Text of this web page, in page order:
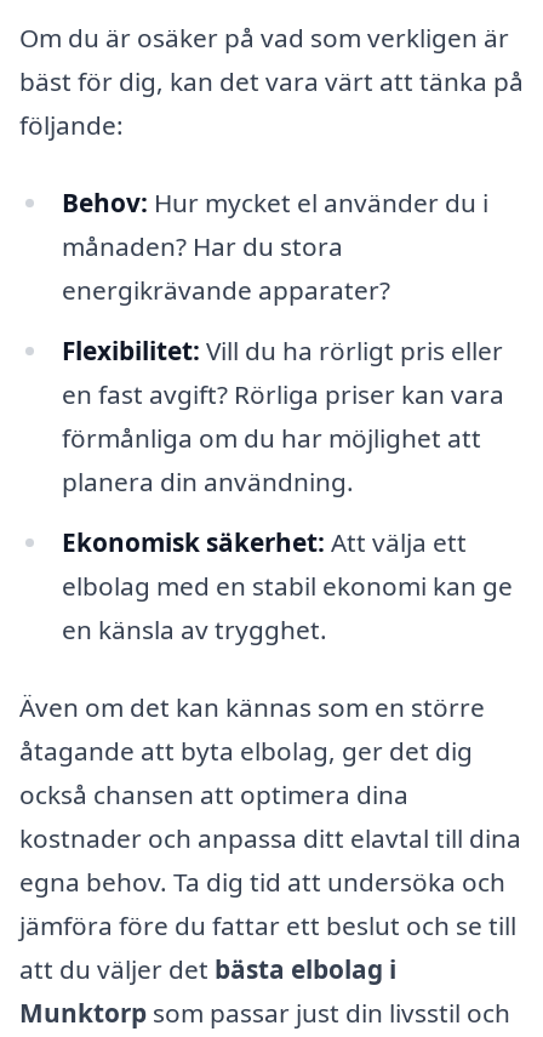
Om du är osäker på vad som verkligen är
bäst för dig, kan det vara värt att tänka på
följande:
Behov: Hur mycket el använder du i
månaden? Har du stora
energikrävande apparater?
Flexibilitet: Vill du ha rörligt pris eller
en fast avgift? Rörliga priser kan vara
förmånliga om du har möjlighet att
planera din användning.
Ekonomisk säkerhet: Att välja ett
elbolag med en stabil ekonomi kan ge
en känsla av trygghet.
Även om det kan kännas som en större
åtagande att byta elbolag, ger det dig
också chansen att optimera dina
kostnader och anpassa ditt elavtal till dina
egna behov. Ta dig tid att undersöka och
jämföra före du fattar ett beslut och se till
att du väljer det bästa elbolag i
Munktorp som passar just din livsstil och